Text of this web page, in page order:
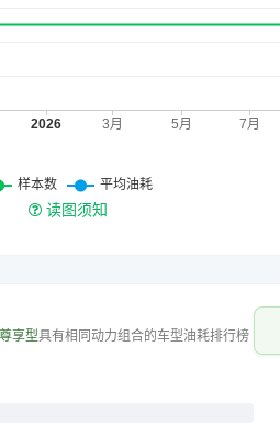
读图须知
享型具有相同动力组合的车型油耗排行榜